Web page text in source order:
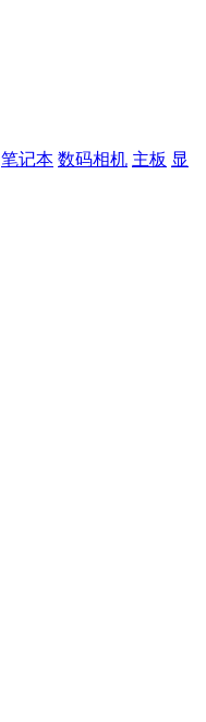
笔记本 数码相机 主板 显